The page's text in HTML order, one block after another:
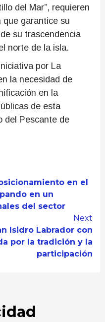
del Mar”, requieren
garantice su
su trascendencia
norte de la isla.
por La
la necesidad de
en la
de esta
del Pescante de
en el
en un
del sector
Next
Isidro Labrador con
por la tradición y la
participación